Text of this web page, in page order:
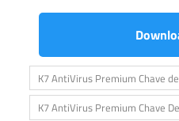
K7 AntiVirus Premium Chave
K7 AntiVirus Premium Chave